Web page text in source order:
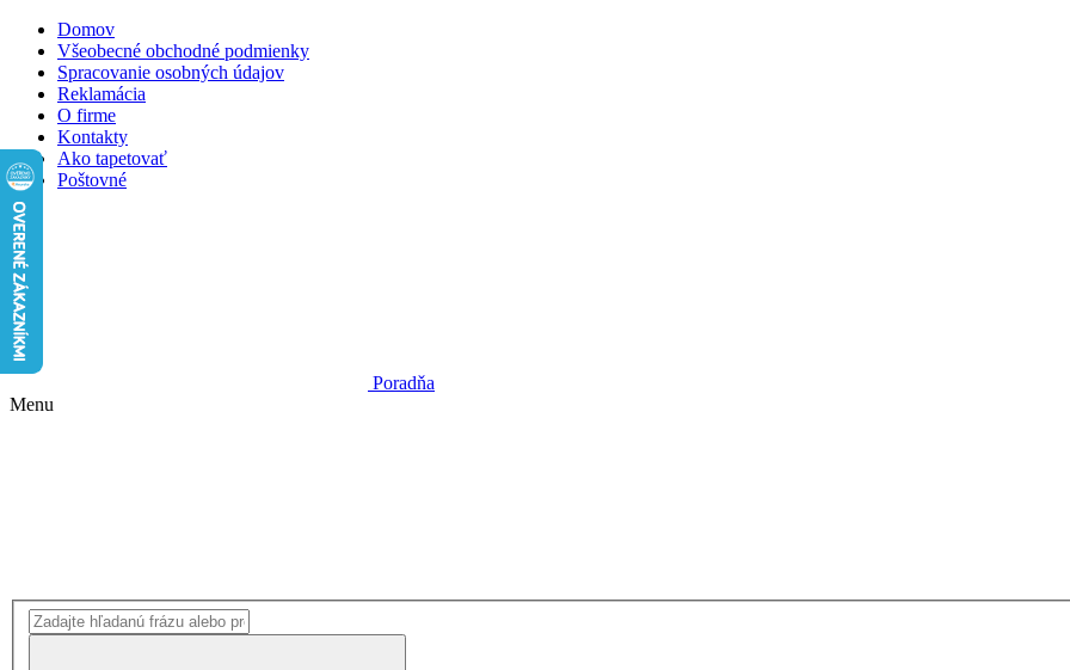
Domov
Všeobecné obchodné podmienky
Spracovanie osobných údajov
Reklamácia
O firme
Kontakty
Ako tapetovať
Poštovné
Poradňa
Menu